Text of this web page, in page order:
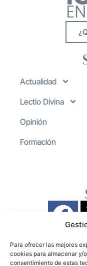
Para ofrecer las mejores
cookies para almacenar y/
consentimiento de estas
Actualidad
Lectio Divina
Opinión
Formación